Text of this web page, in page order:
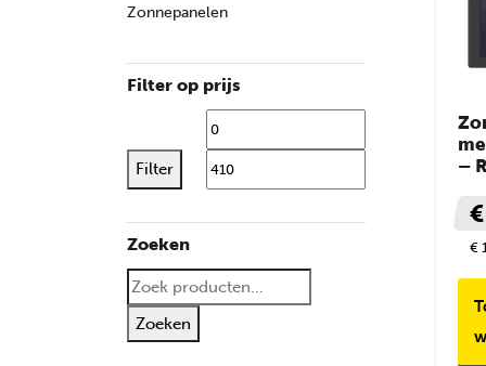
–
€
Zonnepanelen
Filter op prijs
Filter
Zoeken
Zoeken naar:
Zoeken